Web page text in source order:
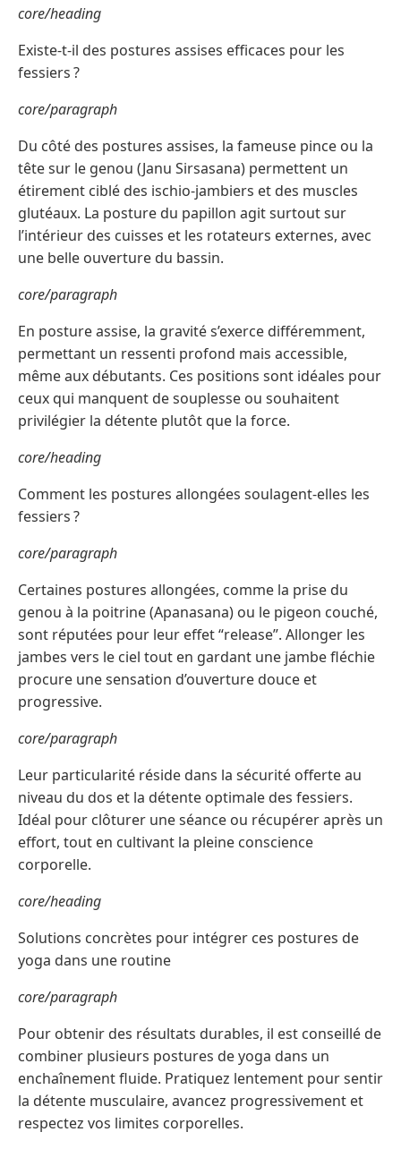
core/heading
Existe-t-il des postures assises efficaces pour les
fessiers ?
core/paragraph
Du côté des postures assises, la fameuse pince ou la
tête sur le genou (Janu Sirsasana) permettent un
étirement ciblé des ischio-jambiers et des muscles
glutéaux. La posture du papillon agit surtout sur
l’intérieur des cuisses et les rotateurs externes, avec
une belle ouverture du bassin.
core/paragraph
En posture assise, la gravité s’exerce différemment,
permettant un ressenti profond mais accessible,
même aux débutants. Ces positions sont idéales pour
ceux qui manquent de souplesse ou souhaitent
privilégier la détente plutôt que la force.
core/heading
Comment les postures allongées soulagent-elles les
fessiers ?
core/paragraph
Certaines postures allongées, comme la prise du
genou à la poitrine (Apanasana) ou le pigeon couché,
sont réputées pour leur effet “release”. Allonger les
jambes vers le ciel tout en gardant une jambe fléchie
procure une sensation d’ouverture douce et
progressive.
core/paragraph
Leur particularité réside dans la sécurité offerte au
niveau du dos et la détente optimale des fessiers.
Idéal pour clôturer une séance ou récupérer après un
effort, tout en cultivant la pleine conscience
corporelle.
core/heading
Solutions concrètes pour intégrer ces postures de
yoga dans une routine
core/paragraph
Pour obtenir des résultats durables, il est conseillé de
combiner plusieurs postures de yoga dans un
enchaînement fluide. Pratiquez lentement pour sentir
la détente musculaire, avancez progressivement et
respectez vos limites corporelles.